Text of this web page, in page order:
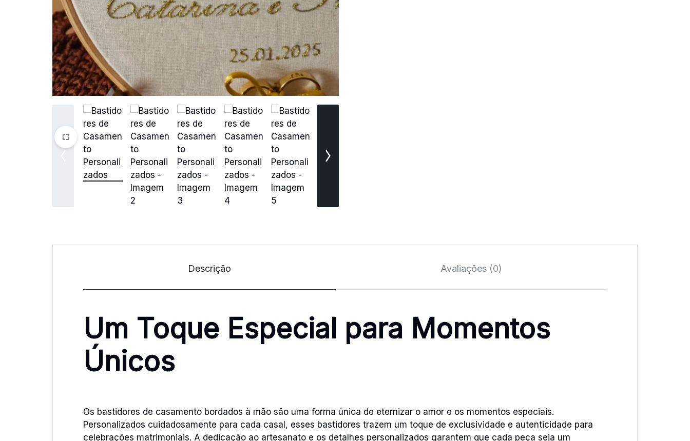
Descrição Avaliações (0)
Um Toque Especial para Momentos
Únicos
Os bastidores de casamento bordados à mão são uma forma única de eternizar o amor e os momentos especiais.
Personalizados cuidadosamente para cada casal, esses bastidores trazem um toque de exclusividade e autenticidade para
celebrações matrimoniais. A dedicação ao artesanato e os detalhes personalizados garantem que cada peça seja um